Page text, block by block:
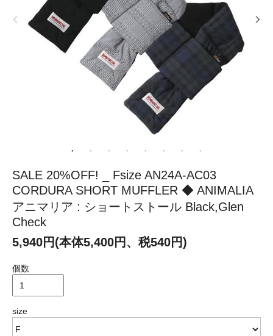
SALE 20%OFF! _ Fsize AN24A-AC03
CORDURA SHORT MUFFLER ◆ ANIMALIA
アニマリア : ショートストール Black,Glen
Check
5,940円(本体5,400円、税540円)
個数
size